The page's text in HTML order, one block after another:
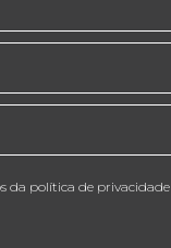
da política de privacidade